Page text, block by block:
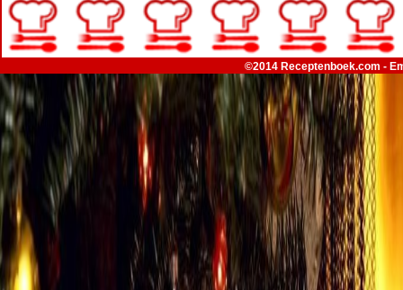
©2014 Receptenboek.com -